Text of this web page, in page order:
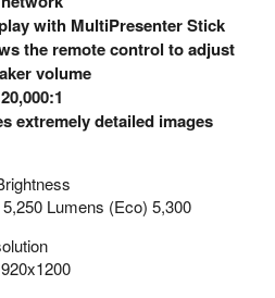
with MultiPresenter Stick
the remote control to adjust
volume
20,000:1
extremely detailed images
5,300 Lumens (ANSI)
Lumens (Eco)